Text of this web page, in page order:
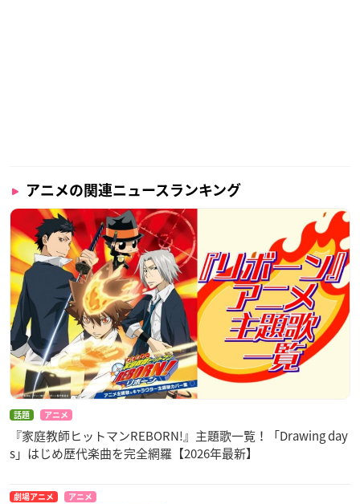
アニメの関連ニュースランキング
話題 アニメ
『家庭教師ヒットマンREBORN!』主題歌一覧！「Drawing day
s」はじめ歴代楽曲を完全網羅【2026年最新】
劇場アニメ アニメ